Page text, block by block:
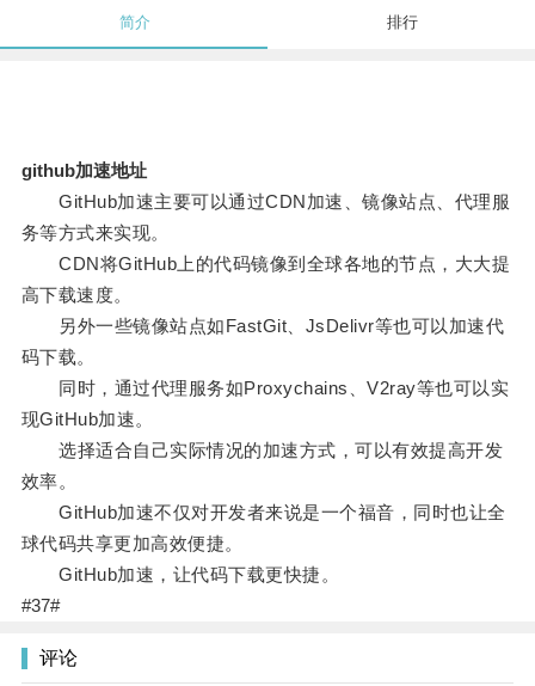
简介 排行
github加速地址
GitHub加速主要可以通过CDN加速、镜像站点、代理服
务等方式来实现。
CDN将GitHub上的代码镜像到全球各地的节点，大大提
高下载速度。
另外一些镜像站点如FastGit、JsDelivr等也可以加速代
码下载。
同时，通过代理服务如Proxychains、V2ray等也可以实
现GitHub加速。
选择适合自己实际情况的加速方式，可以有效提高开发
效率。
GitHub加速不仅对开发者来说是一个福音，同时也让全
球代码共享更加高效便捷。
GitHub加速，让代码下载更快捷。
#37#
评论